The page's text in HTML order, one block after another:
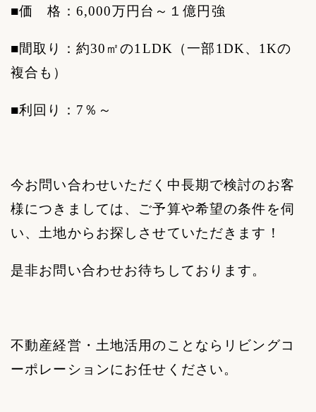
■価 格： 6,000万円台～１億円強
■間取り：約30 ㎡の1LDK （一部1DK、 1Kの
複合も）
■利回り： 7 ％～
今お問い合わせいただく中長期で検討のお客
様につきましては、ご予算や希望の条件を伺
い、土地からお探しさせていただきます！
是非お問い合わせお待ちしております。
不動産経営・土地活用のことならリビングコ
ーポレーションにお任せください。